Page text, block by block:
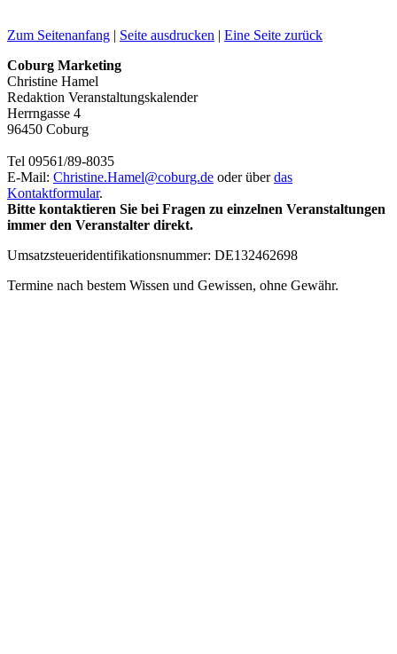
Zum Seitenanfang | Seite ausdrucken | Eine Seite zurück
Coburg Marketing
Christine Hamel
Redaktion Veranstaltungskalender
Herrngasse 4
96450 Coburg
Tel 09561/89-8035
E-Mail: Christine.Hamel@coburg.de oder überdas
Kontaktformular.
Bitte kontaktieren Sie bei Fragen zu einzelnen Veranstaltungen
immer den Veranstalter direkt.
Umsatzsteueridentifikationsnummer: DE132462698
Termine nach bestem Wissen und Gewissen, ohne Gewähr.